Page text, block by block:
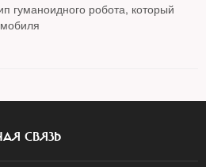
гуманоидного робота, который
СВЯЗЬ